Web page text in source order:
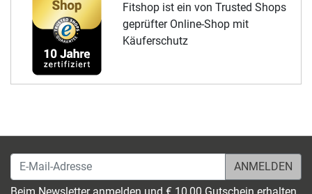
Fitshop ist ein von Trusted Shops
geprüfter Online-Shop mit
Käuferschutz
E-Mail-Adresse